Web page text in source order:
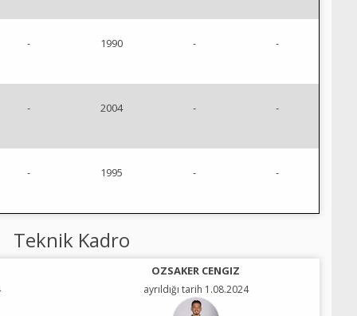
- 1990 - -
- 2004 - -
- 1995 - -
Teknik Kadro
OZSAKER CENGIZ
ayrıldığı tarih 1.08.2024